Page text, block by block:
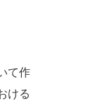
て作
ける